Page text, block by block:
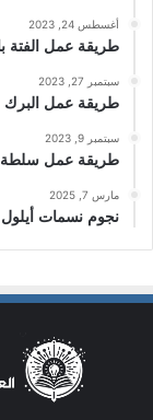
أغسطس 24, 2023
طريقة عمل الفتة
سبتمبر 27, 2023
طريقة عمل البرك
سبتمبر 9, 2023
طريقة عمل سلطة
مارس 7, 2025
نجوم نسمات أيلول